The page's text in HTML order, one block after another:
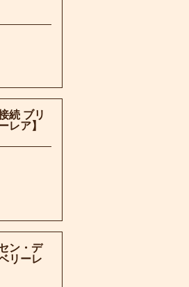
続 ブリ
レア】
ン・デ
リーレ